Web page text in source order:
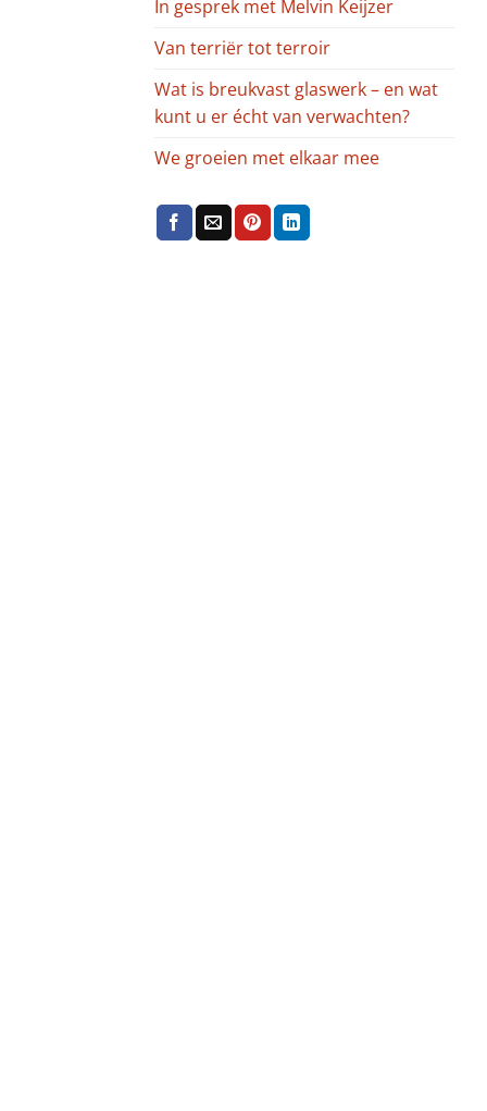
In gesprek met Melvin Keijzer
Van terriër tot terroir
Wat is breukvast glaswerk – en wat
kunt u er écht van verwachten?
We groeien met elkaar mee